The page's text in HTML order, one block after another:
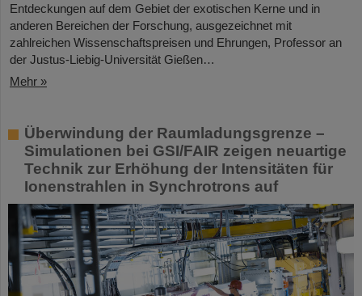
Entdeckungen auf dem Gebiet der exotischen Kerne und in
anderen Bereichen der Forschung, ausgezeichnet mit
zahlreichen Wissenschaftspreisen und Ehrungen, Professor an
der Justus-Liebig-Universität Gießen…
Mehr »
Überwindung der Raumladungsgrenze –
Simulationen bei GSI/FAIR zeigen neuartige
Technik zur Erhöhung der Intensitäten für
Ionenstrahlen in Synchrotrons auf